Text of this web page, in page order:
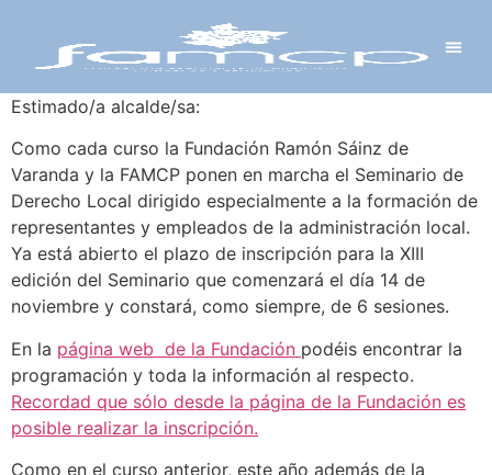
Estimado/a alcalde/sa:
Como cada curso la Fundación Ramón Sáinz de
Varanda y la FAMCP ponen en marcha el Seminario de
Derecho Local dirigido especialmente a la formación de
representantes y empleados de la administración local.
Ya está abierto el plazo de inscripción para la XIII
edición del Seminario que comenzará el día 14 de
noviembre y constará, como siempre, de 6 sesiones.
En la página web de la Fundación podéis encontrar la
programación y toda la información al respecto.
Recordad que sólo desde la página de la Fundación es
posible realizar la inscripción.
Como en el curso anterior, este año además de la